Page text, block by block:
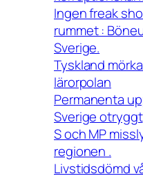
Ingen freak
rummet :
Sverige.
Tyskland
lärorpolan
Permanenta
Sverige otryggt
S och MP
regionen .
Livstidsdömd